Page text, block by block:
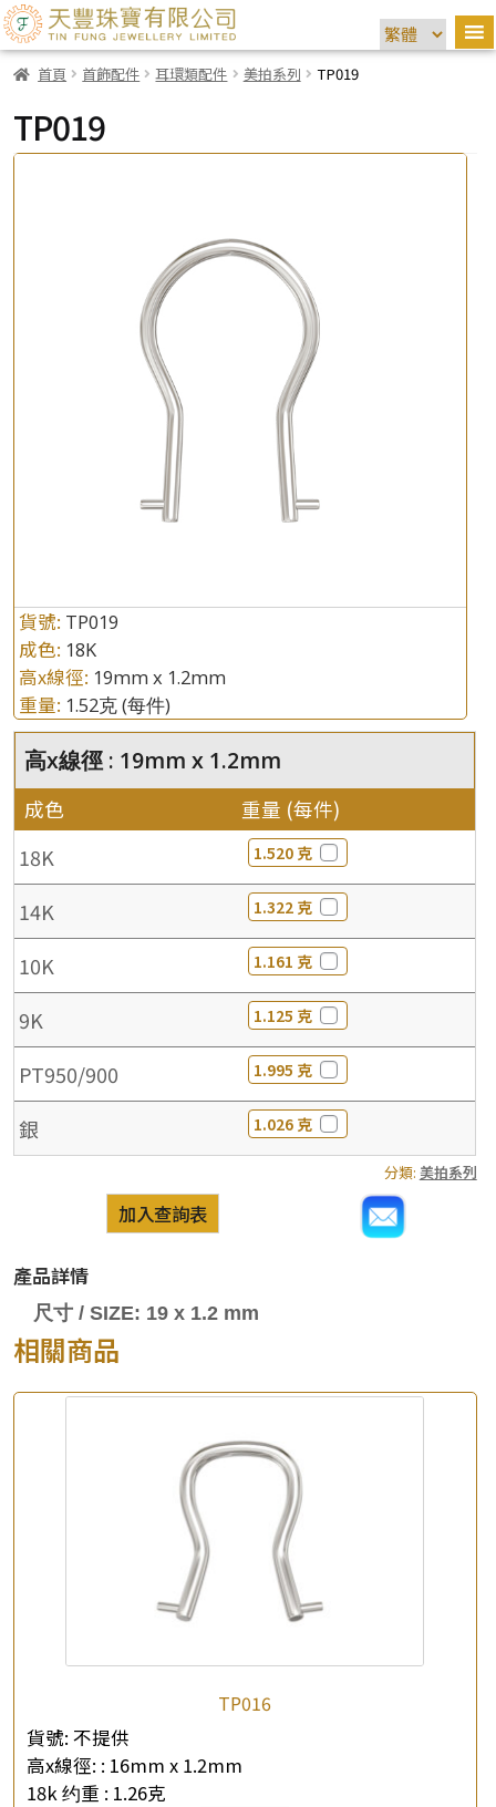
首頁 首飾配件 耳環類配件 美拍系列 TP019
TP019
×
*
公司名稱
貨號: TP019
成色: 18K
高x線徑: 19mm x 1.2mm
重量: 1.52克(每件)
高x線徑 : 19mm x 1.2mm
成色 重量 (每件)
18K 1.520 克
14K 1.322 克
10K 1.161 克
9K 1.125 克
PT950/900 1.995 克
銀 1.026 克
分類: 美拍系列
加入查詢表
產品詳情
尺寸 / SIZE: 19 x 1.2 mm
相關商品
TP016
貨號: 不提供
高x線徑: : 16mm x 1.2mm
18k 约重 : 1.26克